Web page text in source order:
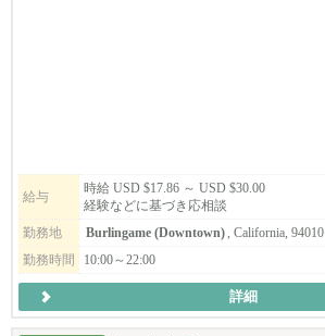
給与
時給 USD $17.86 ～ USD $30.00
経験などに基づき応相談
勤務地
Burlingame (Downtown) , California, 94010
勤務時間
10:00～22:00
詳細